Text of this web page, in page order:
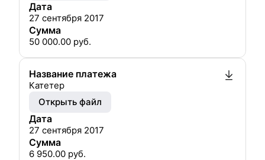
Дата
27 сентября 2017
Сумма
50 000.00 руб.
Название платежа
Катетер
Открыть файл
Дата
27 сентября 2017
Сумма
6 950.00 руб.